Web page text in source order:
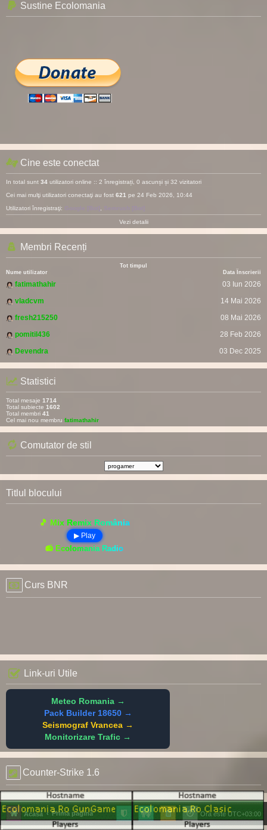
Sustine Ecolomania
Cine este conectat
In total sunt 34 utilizatori online :: 2 înregistrați, 0 ascunși și 32 vizitatori
Cei mai mulţi utilizatori conectaţi au fost 621 pe 24 Feb 2026, 10:44
Utilizatori înregistraţi:
Vezi detalii
Membri Recenți
Tot timpul
Nume utilizator
Data Înscrierii
fatimathahir
03 Iun 2026
vladcvm
14 Mai 2026
fresh215250
08 Mai 2026
pomitil436
28 Feb 2026
Devendra
03 Dec 2025
Statistici
Total mesaje 1714
Total subiecte 1602
Total membri 41
Cel mai nou membru fatimathahir
Comutator de stil
Titlul blocului
🎵 Mix Remix România
▶ Play
📻 Ecolomania Radio
Curs BNR
Link-uri Utile
Meteo Romania →
Pack Builder 18650 →
Seismograf Vrancea →
Monitorizare Trafic →
Counter-Strike 1.6
Acasă Prima pagină Ora este UTC+03:00